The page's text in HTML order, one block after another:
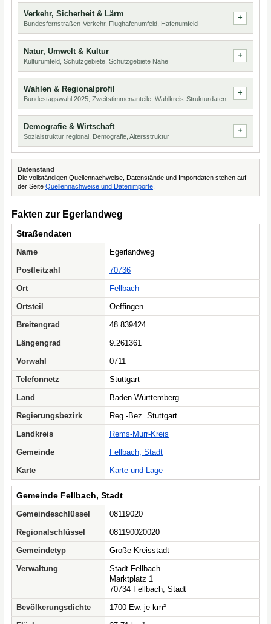
Verkehr, Sicherheit & Lärm
Bundesfernstraßen-Verkehr, Flughafenumfeld, Hafenumfeld
Natur, Umwelt & Kultur
Kulturumfeld, Schutzgebiete, Schutzgebiete Nähe
Wahlen & Regionalprofil
Bundestagswahl 2025, Zweitstimmenanteile, Wahlkreis-Strukturdaten
Demografie & Wirtschaft
Sozialstruktur regional, Demografie, Altersstruktur
Datenstand
Die vollständigen Quellennachweise, Datenstände und Importdaten stehen auf
der Seite Quellennachweise und Datenimporte
Fakten zur Egerlandweg
Straßendaten
Name
Egerlandweg
Postleitzahl
70736
Ort
Fellbach
Ortsteil
Oeffingen
Breitengrad
48.839424
Längengrad
9.261361
Vorwahl
0711
Telefonnetz
Stuttgart
Land
Baden-Württemberg
Regierungsbezirk
Reg.-Bez. Stuttgart
Landkreis
Rems-Murr-Kreis
Gemeinde
Fellbach, Stadt
Karte
Karte und Lage
Gemeinde Fellbach, Stadt
Gemeindeschlüssel
08119020
Regionalschlüssel
081190020020
Gemeindetyp
Große Kreisstadt
Verwaltung
Stadt Fellbach
Marktplatz 1
70734 Fellbach, Stadt
Bevölkerungsdichte
1700 Ew. je km²